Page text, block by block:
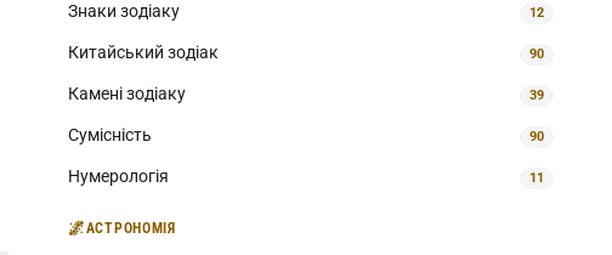
Знаки зодіаку 12
Китайський зодіак 90
Камені зодіаку 39
Сумісність 90
Нумерологія 11
🌌АСТРОНОМІЯ